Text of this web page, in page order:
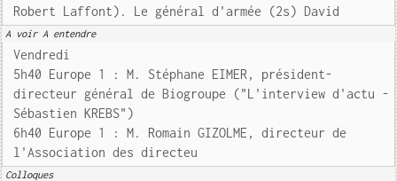
Robert Laffont). Le général d'armée (2s) David
A voir A entendre
Vendredi
5h40 Europe 1 : M. Stéphane EIMER, président-
directeur général de Biogroupe ("L'interview d'actu -
Sébastien KREBS")
6h40 Europe 1 : M. Romain GIZOLME, directeur de
l'Association des directeu
Colloques